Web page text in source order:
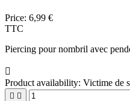
Price: 6,99 €
TTC
Piercing pour nombril avec

Product availability: Victime de
 